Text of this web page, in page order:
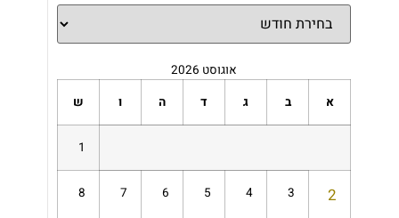
אוגוסט 2026
א
ב ג ד ה ו ש
1
2
3
4
5
6
7
8